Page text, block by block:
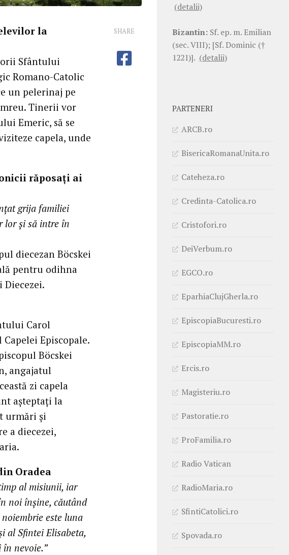
la
Sfântului
Romano-Catolic
un pelerinaj pe
Tinerii vor
Emeric, să se
capela, unde
răposați ai
grija familiei
lor și să intre în
diecezan Böcskei
pentru odihna
Carol
Episcopale.
Böcskei
angajatul
zi capela
așteptați la
urmări și
a diecezei,
Oradea
al misiunii, iar
noi înșine, căutând
este luna
al Sfintei Elisabeta,
nevoie.”
SHARE
(detalii)
Bizantin: Sf. ep. m. Emilian
(sec. VIII); [Sf. Dominic (†
1221)]. (detalii)
PARTENERI
ARCB.ro
BisericaRomanaUnita.ro
Cateheza.ro
Credinta-Catolica.ro
Cristofori.ro
DeiVerbum.ro
EGCO.ro
EparhiaClujGherla.ro
EpiscopiaBucuresti.ro
EpiscopiaMM.ro
Ercis.ro
Magisteriu.ro
Pastoratie.ro
ProFamilia.ro
Radio Vatican
RadioMaria.ro
SfintiCatolici.ro
Spovada.ro